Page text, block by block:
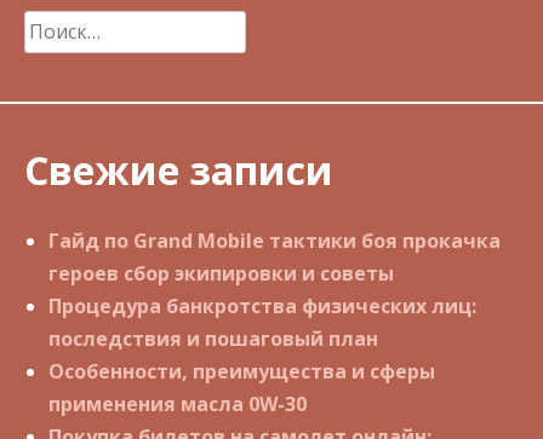
Найти:
Свежие записи
Гайд по Grand Mobile тактики боя прокачка
героев сбор экипировки и советы
Процедура банкротства физических лиц:
последствия и пошаговый план
Особенности, преимущества и сферы
применения масла 0W-30